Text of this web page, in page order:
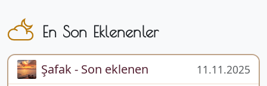
En Son Eklenenler
Şafak - Son eklenen 11.11.2025